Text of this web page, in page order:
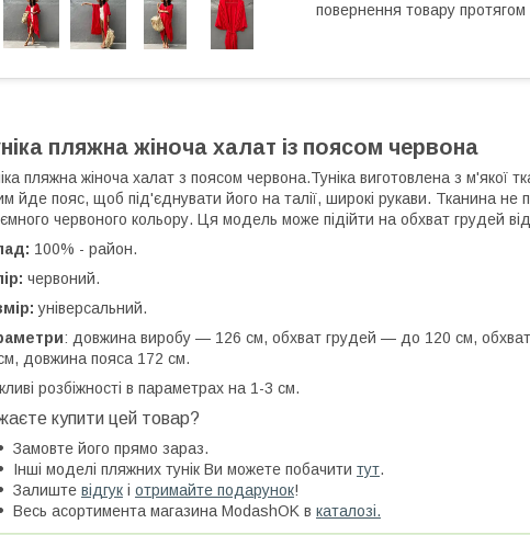
повернення товару протягом
пляжна жіноча халат із поясом червона
пляжна жіноча халат з поясом червона.Туніка виготовлена з м'якої
йде пояс, щоб під'єднувати його на талії, широкі рукави. Тканина не
червоного кольору. Ця модель може підійти на обхват грудей
100% - район.
червоний.
універсальний.
: довжина виробу — 126 см, обхват грудей — до 120 см,
довжина пояса 172 см.
розбіжності в параметрах на 1-3 см.
купити цей товар?
Замовте його прямо зараз.
Інші моделі пляжних тунік Ви можете побачити тут.
Залиште відгук і отримайте подарунок!
Весь асортимента магазина ModashOK в каталозі.